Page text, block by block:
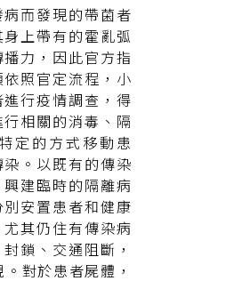
而發現的帶菌者
上帶有的霍亂弧
力，因此官方指
照官定流程，小
行疫情調查，得
相關的消毒、隔
定的方式移動患
染。以既有的傳染
建臨時的隔離病
安置患者和健康
其仍住有傳染病
鎖、交通阻斷，
對於患者屍體，